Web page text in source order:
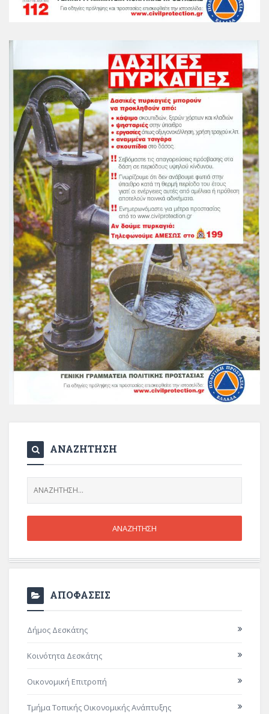
ΑΝΑΖΗΤΗΣΗ
ΑΠΟΦΑΣΕΙΣ
Δήμος Δεσκάτης
Κοινότητα Δεσκάτης
Οικονομική Επιτροπή
Τμήμα Τοπικής Οικονομικής Ανάπτυξης